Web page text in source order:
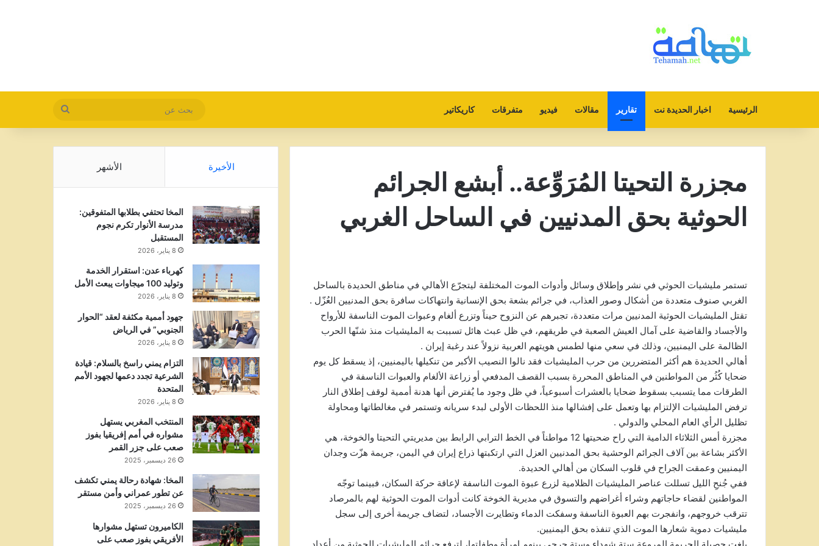
الرئيسية اخبار الحديدة نت تقارير مقالات فيديو متفرقات كاريكاتير
بحث
عن
مجزرة التحيتا المُرَوِّعة.. أبشع الجرائم
الحوثية بحق المدنيين في الساحل الغربي
تستمر مليشيات الحوثي في نشر وإطلاق وسائل وأدوات الموت المختلفة ليتجرّع الأهالي في مناطق الحديدة بالساحل
الغربي صنوف متعددة من أشكال وصور العذاب، في جرائم بشعة بحق الإنسانية وانتهاكات سافرة بحق المدنيين العُزّل .
تقتل المليشيات الحوثية المدنيين مرات متعددة، تجبرهم عن النزوح حيناً وتزرع ألغام وعبوات الموت الناسفة للأرواح
والأجساد والقاضية على آمال العيش الصعبة في طريقهم، في ظل عبث هائل تسببت به المليشيات منذ شنّها الحرب
الظالمة على اليمنيين، وذلك في سعي منها لطمس هويتهم العربية نزولاً عند رغبة إيران .
أهالي الحديدة هم أكثر المتضررين من حرب المليشيات فقد نالوا النصيب الأكبر من تنكيلها باليمنيين، إذ يسقط كل يوم
ضحايا كُثُر من المواطنين في المناطق المحررة بسبب القصف المدفعي أو زراعة الألغام والعبوات الناسفة في
الطرقات مما يتسبب بسقوط ضحايا بالعشرات أسبوعياً، في ظل وجود ما يُفترض أنها هدنة أممية لوقف إطلاق النار
ترفض المليشيات الإلتزام بها وتعمل على إفشالها منذ اللحظات الأولى لبدء سريانه وتستمر في مغالطاتها ومحاولة
تظليل الرأي العام المحلي والدولي .
مجزرة أمس الثلاثاء الدامية التي راح ضحيتها 12 مواطناً في الخط الترابي الرابط بين مديريتي التحيتا والخوخة، هي
الأكثر بشاعة بين آلاف الجرائم الوحشية بحق المدنيين العزل التي ارتكبتها ذراع إيران في اليمن، جريمة هزّت وجدان
اليمنيين وعمقت الجراح في قلوب السكان من أهالي الحديدة.
ففي جُنحِ الليل تسللت عناصر المليشيات الظلامية لزرع عبوة الموت الناسفة لإعاقة حركة السكان، فبينما توجّه
المواطنين لقضاء حاجاتهم وشراء أغراضهم والتسوق في مديرية الخوخة كانت أدوات الموت الحوثية لهم بالمرصاد
تترقب خروجهم، وانفجرت بهم العبوة الناسفة وسفكت الدماء وتطايرت الأجساد، لتضاف جريمة أخرى إلى سجل
مليشيات دموية شعارها الموت الذي تنفذه بحق اليمنيين.
الأخيرة الأشهر
المخا تحتفي بطلابها المتفوقين:
مدرسة الأنوار تكرم نجوم
المستقبل
8 يناير، 2026
كهرباء عدن: استقرار الخدمة
وتوليد 100 ميجاوات يبعث الأمل
8 يناير، 2026
جهود أممية مكثفة لعقد “الحوار
الجنوبي” في الرياض
8 يناير، 2026
التزام يمني راسخ بالسلام: قيادة
الشرعية تجدد دعمها لجهود الأمم
المتحدة
8 يناير، 2026
المنتخب المغربي يستهل
مشواره في أمم إفريقيا بفوز
صعب على جزر القمر
26 ديسمبر، 2025
المخا: شهادة رحالة يمني تكشف
عن تطور عمراني وأمن مستقر
26 ديسمبر، 2025
الكاميرون تستهل مشوارها
الأفريقي بفوز صعب على